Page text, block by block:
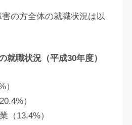
の方全体の就職状況は以
就職状況（平成30年度）
）
）
（13.4%）